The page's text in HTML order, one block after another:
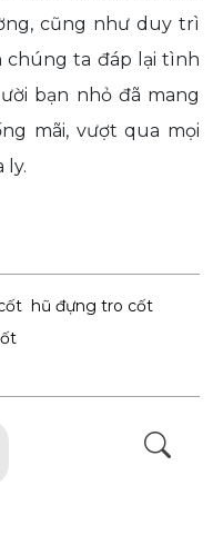
cũng như duy trì
chúng ta đáp lại tình
bạn nhỏ đã mang
mãi, vượt qua mọi
ly.
hũ đựng tro cốt